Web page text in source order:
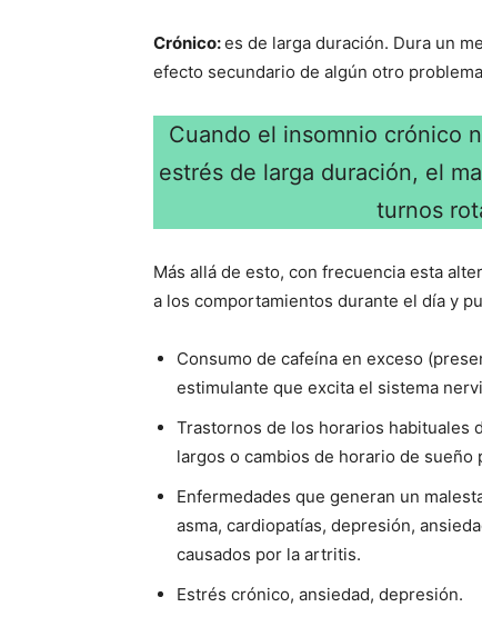
Crónico:es de larga duración. Dura un
efecto secundario de algún otro
Cuando el insomnio crónico
estrés de larga duración, el
turnos
Más allá de esto, con frecuencia esta
a los comportamientos durante el día y
Consumo de cafeína en exceso
estimulante que excita el sistema
Trastornos de los horarios habituales
largos o cambios de horario de
Enfermedades que generan un
asma, cardiopatías, depresión,
causados por la artritis.
Estrés crónico, ansiedad, depresión.